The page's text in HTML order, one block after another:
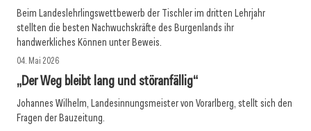
Beim Landeslehrlingswettbewerb der Tischler im dritten Lehrjahr
stellten die besten Nachwuchskräfte des Burgenlands ihr
handwerkliches Können unter Beweis.
04. Mai 2026
„Der Weg bleibt lang und störanfällig“
Johannes Wilhelm, Landesinnungsmeister von Vorarlberg, stellt sich den
Fragen der Bauzeitung.